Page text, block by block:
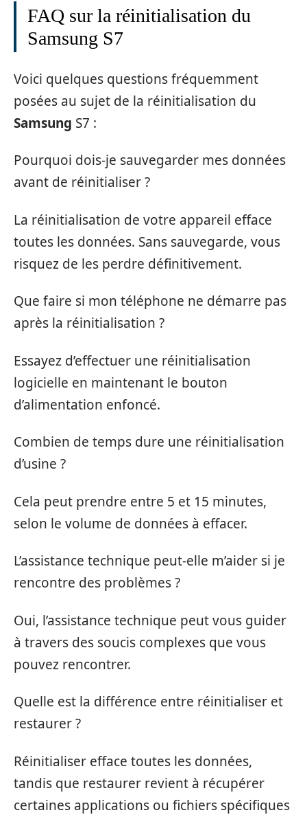
FAQ sur la réinitialisation du
Samsung S7
Voici quelques questions fréquemment
posées au sujet de la réinitialisation du
Samsung S7 :
Pourquoi dois-je sauvegarder mes données
avant de réinitialiser ?
La réinitialisation de votre appareil efface
toutes les données. Sans sauvegarde, vous
risquez de les perdre définitivement.
Que faire si mon téléphone ne démarre pas
après la réinitialisation ?
Essayez d’effectuer une réinitialisation
logicielle en maintenant le bouton
d’alimentation enfoncé.
Combien de temps dure une réinitialisation
d’usine ?
Cela peut prendre entre 5 et 15 minutes,
selon le volume de données à effacer.
L’assistance technique peut-elle m’aider si je
rencontre des problèmes ?
Oui, l’assistance technique peut vous guider
à travers des soucis complexes que vous
pouvez rencontrer.
Quelle est la différence entre réinitialiser et
restaurer ?
Réinitialiser efface toutes les données,
tandis que restaurer revient à récupérer
certaines applications ou fichiers spécifiques